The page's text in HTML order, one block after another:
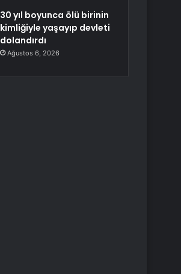
30 yıl boyunca ölü birinin
kimliğiyle yaşayıp devleti
dolandırdı
Ağustos 6, 2026